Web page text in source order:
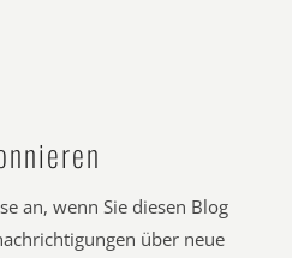
an, wenn Sie diesen Blog
über neue